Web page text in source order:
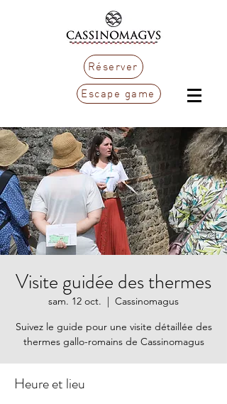
Réserver
Escape game
Visite guidée des thermes
sam. 12 oct.
  |
Cassinomagus
Suivez le guide pour une visite détaillée des
thermes gallo-romains de Cassinomagus
Heure et lieu